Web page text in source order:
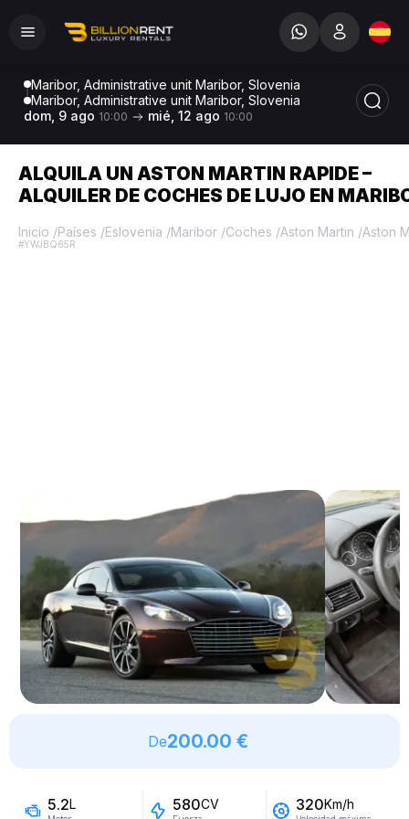
Maribor, Administrative unit Maribor, Slovenia
Maribor, Administrative unit Maribor, Slovenia
dom, 9 ago 10:00 mié, 12 ago 10:00
ALQUILA UN ASTON MARTIN RAPIDE –
ALQUILER DE COCHES DE LUJO EN
Inicio /Países /Eslovenia /Maribor /Coches /Aston Martin /Aston
#YWJBQ65R
De200.00 €
5.2L 580CV 320Km/h